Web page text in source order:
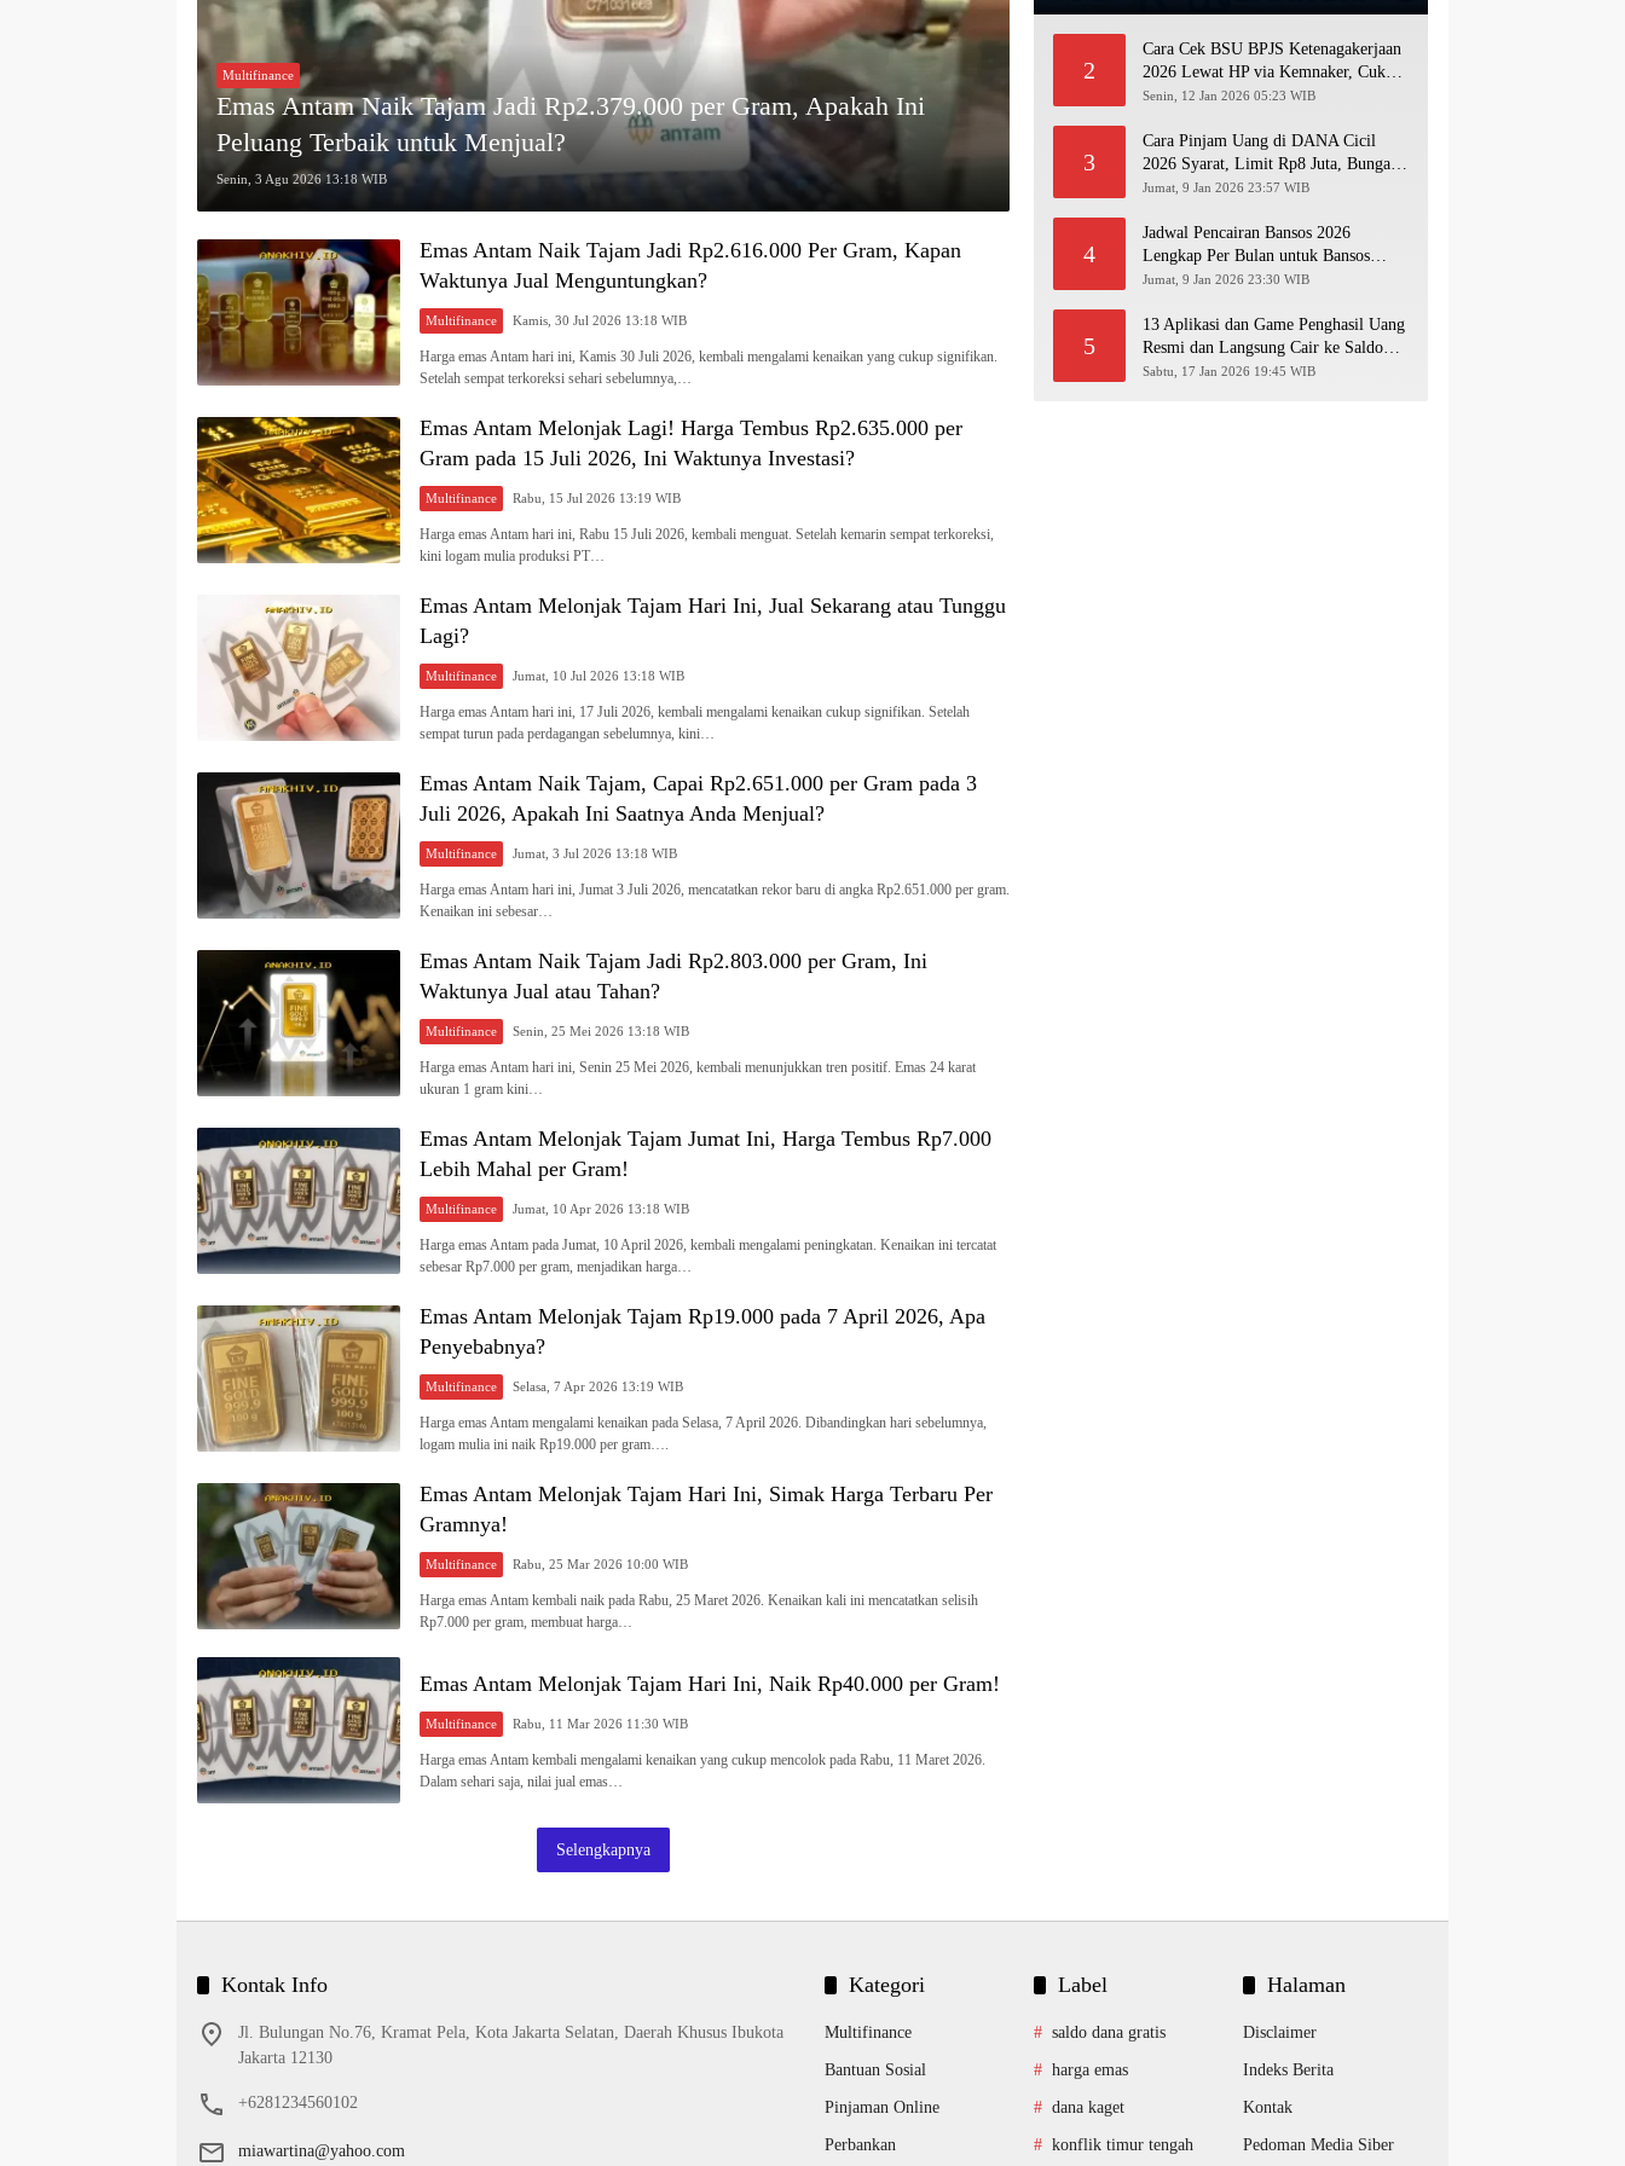
Multifinance
Emas Antam Naik Tajam Jadi Rp2.379.000 per Gram, Apakah Ini
Peluang Terbaik untuk Menjual?
Senin, 3 Agu 2026 13:18 WIB
Emas Antam Naik Tajam Jadi Rp2.616.000 Per Gram, Kapan
Waktunya Jual Menguntungkan?
Multifinance Kamis, 30 Jul 2026 13:18 WIB
Harga emas Antam hari ini, Kamis 30 Juli 2026, kembali mengalami kenaikan yang cukup signifikan.
Setelah sempat terkoreksi sehari sebelumnya,…
Emas Antam Melonjak Lagi! Harga Tembus Rp2.635.000 per
Gram pada 15 Juli 2026, Ini Waktunya Investasi?
Multifinance Rabu, 15 Jul 2026 13:19 WIB
Harga emas Antam hari ini, Rabu 15 Juli 2026, kembali menguat. Setelah kemarin sempat terkoreksi,
kini logam mulia produksi PT…
Emas Antam Melonjak Tajam Hari Ini, Jual Sekarang atau Tunggu
Lagi?
Multifinance Jumat, 10 Jul 2026 13:18 WIB
Harga emas Antam hari ini, 17 Juli 2026, kembali mengalami kenaikan cukup signifikan. Setelah
sempat turun pada perdagangan sebelumnya, kini…
Emas Antam Naik Tajam, Capai Rp2.651.000 per Gram pada 3
Juli 2026, Apakah Ini Saatnya Anda Menjual?
Multifinance Jumat, 3 Jul 2026 13:18 WIB
Harga emas Antam hari ini, Jumat 3 Juli 2026, mencatatkan rekor baru di angka Rp2.651.000 per gram.
Kenaikan ini sebesar…
Emas Antam Naik Tajam Jadi Rp2.803.000 per Gram, Ini
Waktunya Jual atau Tahan?
Multifinance Senin, 25 Mei 2026 13:18 WIB
Harga emas Antam hari ini, Senin 25 Mei 2026, kembali menunjukkan tren positif. Emas 24 karat
ukuran 1 gram kini…
Emas Antam Melonjak Tajam Jumat Ini, Harga Tembus Rp7.000
Lebih Mahal per Gram!
Multifinance Jumat, 10 Apr 2026 13:18 WIB
Harga emas Antam pada Jumat, 10 April 2026, kembali mengalami peningkatan. Kenaikan ini tercatat
sebesar Rp7.000 per gram, menjadikan harga…
Emas Antam Melonjak Tajam Rp19.000 pada 7 April 2026, Apa
Penyebabnya?
Multifinance Selasa, 7 Apr 2026 13:19 WIB
Harga emas Antam mengalami kenaikan pada Selasa, 7 April 2026. Dibandingkan hari sebelumnya,
logam mulia ini naik Rp19.000 per gram….
Emas Antam Melonjak Tajam Hari Ini, Simak Harga Terbaru Per
Gramnya!
Multifinance Rabu, 25 Mar 2026 10:00 WIB
Harga emas Antam kembali naik pada Rabu, 25 Maret 2026. Kenaikan kali ini mencatatkan selisih
Rp7.000 per gram, membuat harga…
Emas Antam Melonjak Tajam Hari Ini, Naik Rp40.000 per Gram!
Multifinance Rabu, 11 Mar 2026 11:30 WIB
Harga emas Antam kembali mengalami kenaikan yang cukup mencolok pada Rabu, 11 Maret 2026.
Dalam sehari saja, nilai jual emas…
Selengkapnya
2
Cara Cek BSU BPJS Ketenagakerjaan
2026 Lewat HP via Kemnaker, Cukup
Pakai NIK KTP!
Senin, 12 Jan 2026 05:23 WIB
3
Cara Pinjam Uang di DANA Cicil
2026 Syarat, Limit Rp8 Juta, Bunga &
Langkah Pengajuan Lengkap
Jumat, 9 Jan 2026 23:57 WIB
4
Jadwal Pencairan Bansos 2026
Lengkap Per Bulan untuk Bansos
PKH, BPNT, PIP, BLT Kesra
Jumat, 9 Jan 2026 23:30 WIB
5
13 Aplikasi dan Game Penghasil Uang
Resmi dan Langsung Cair ke Saldo
Dana 2026
Sabtu, 17 Jan 2026 19:45 WIB
Kontak Info
Jl. Bulungan No.76, Kramat Pela, Kota Jakarta Selatan, Daerah Khusus Ibukota
Jakarta 12130
+6281234560102
miawartina@yahoo.com
Kategori
Multifinance
Bantuan Sosial
Pinjaman Online
Perbankan
Label
saldo dana gratis
harga emas
dana kaget
konflik timur tengah
Halaman
Disclaimer
Indeks Berita
Kontak
Pedoman Media Siber